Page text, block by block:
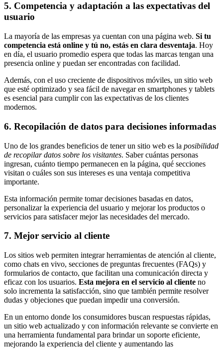
5. Competencia y adaptación a las expectativas del
usuario
La mayoría de las empresas ya cuentan con una página web. Si tu
competencia está online y tú no, estás en clara desventaja. Hoy
en día, el usuario promedio espera que todas las marcas tengan una
presencia online y puedan ser encontradas con facilidad.
Además, con el uso creciente de dispositivos móviles, un sitio web
que esté optimizado y sea fácil de navegar en smartphones y tablets
es esencial para cumplir con las expectativas de los clientes
modernos.
6. Recopilación de datos para decisiones informadas
Uno de los grandes beneficios de tener un sitio web es la posibilidad
de recopilar datos sobre los visitantes. Saber cuántas personas
ingresan, cuánto tiempo permanecen en la página, qué secciones
visitan o cuáles son sus intereses es una ventaja competitiva
importante.
Esta información permite tomar decisiones basadas en datos,
personalizar la experiencia del usuario y mejorar los productos o
servicios para satisfacer mejor las necesidades del mercado.
7. Mejor servicio al cliente
Los sitios web permiten integrar herramientas de atención al cliente,
como chats en vivo, secciones de preguntas frecuentes (FAQs) y
formularios de contacto, que facilitan una comunicación directa y
eficaz con los usuarios. Esta mejora en el servicio al cliente no
solo incrementa la satisfacción, sino que también permite resolver
dudas y objeciones que puedan impedir una conversión.
En un entorno donde los consumidores buscan respuestas rápidas,
un sitio web actualizado y con información relevante se convierte en
una herramienta fundamental para brindar un soporte eficiente,
mejorando la experiencia del cliente y aumentando las